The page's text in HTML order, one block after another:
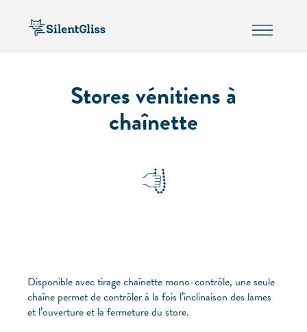
Stores vénitiens à
chaînette
Disponible avec tirage chaînette mono-contrôle, une seule
chaîne permet de contrôler à la fois l’inclinaison des lames
et l’ouverture et la fermeture du store.